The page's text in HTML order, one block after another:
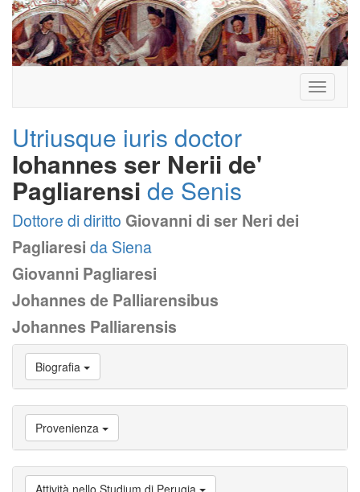
Toggle
Utriusque iuris doctor
Iohannes ser Nerii de'
Pagliarensi de Senis
Dottore di diritto Giovanni di ser Neri dei
Pagliaresi da Siena
Giovanni Pagliaresi
Johannes de Palliarensibus
Johannes Palliarensis
Vai
Biografia
Provenienza
Vai
a
Carriera
Biografia
Provenienza
Attività nello Studium di Perugia